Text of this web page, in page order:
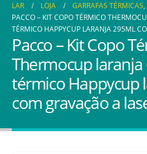
LAR LOJA GARRAFAS TÉRMICAS,
PACCO – KIT COPO TÉRMICO
TÉRMICO HAPPYCUP LARANJA 295ML
Pacco – Kit Copo
Thermocup
térmico Happycup
com gravação a